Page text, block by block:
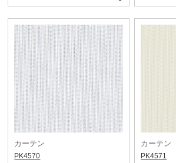
カーテン
PK4570
カーテン
PK4571